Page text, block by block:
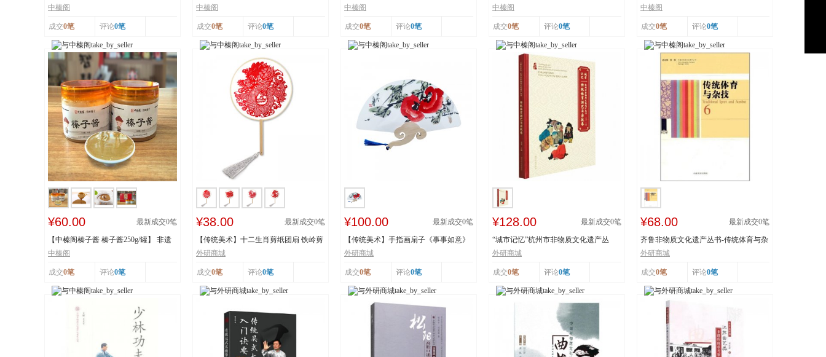
工艺 榛香浓...
中榛阁
成交0笔 评论0笔
遗工艺 榛香...
中榛阁
成交0笔 评论0笔
非遗工艺 清...
中榛阁
成交0笔 评论0笔
罐】 非遗工艺 ...
中榛阁
成交0笔 评论0笔
艺 榛香浓郁
中榛阁
成交0笔 评论0笔
¥60.00 最新成交0笔
【中榛阁榛子酱 榛子酱250g/罐】 非遗
工艺 榛香浓...
中榛阁
成交0笔 评论0笔
¥38.00 最新成交0笔
【传统美术】十二生肖剪纸团扇 铁岭剪
纸 市级非物...
外研商城
成交0笔 评论0笔
¥100.00 最新成交0笔
【传统美术】手指画扇子《事事如意》
辽宁省级非物...
外研商城
成交0笔 评论0笔
¥128.00 最新成交0笔
“城市记忆”杭州市非物质文化遗产丛
书：传统体育游艺...
外研商城
成交0笔 评论0笔
¥68.00 最新成交0笔
齐鲁非物质文化遗产丛书-传统体育与杂
技 王丕琢 山...
外研商城
成交0笔 评论0笔